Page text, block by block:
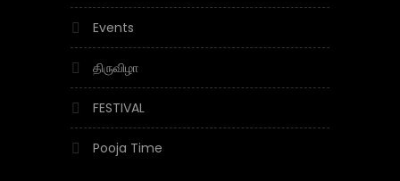
Events
திருவிழா
FESTIVAL
Pooja Time